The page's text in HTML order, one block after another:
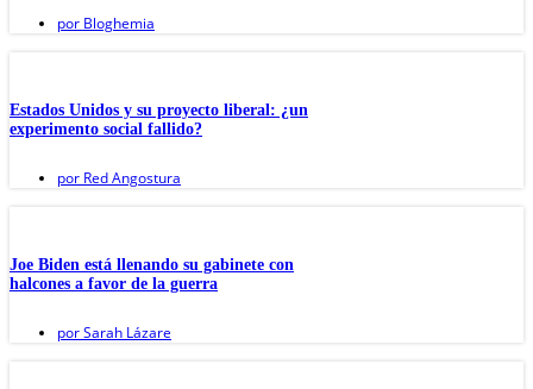
por Bloghemia
Estados Unidos y su proyecto liberal: ¿un
experimento social fallido?
por Red Angostura
Joe Biden está llenando su gabinete con
halcones a favor de la guerra
porSarah Lázare